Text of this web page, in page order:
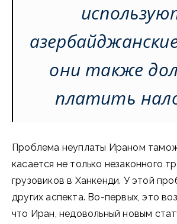
они также
платить
Проблема неуплаты Ираном
касается не только незаконного
грузовиков в Ханкенди. У этой
других аспекта. Во-первых, это
что Иран, недовольный новым